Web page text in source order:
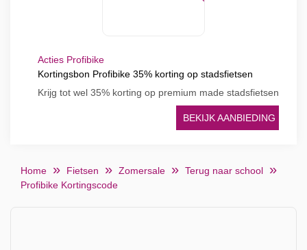
Acties Profibike
Kortingsbon Profibike 35% korting op stadsfietsen
Krijg tot wel 35% korting op premium made stadsfietsen
BEKIJK AANBIEDING
Home Fietsen Zomersale
Terug naar school
Profibike Kortingscode